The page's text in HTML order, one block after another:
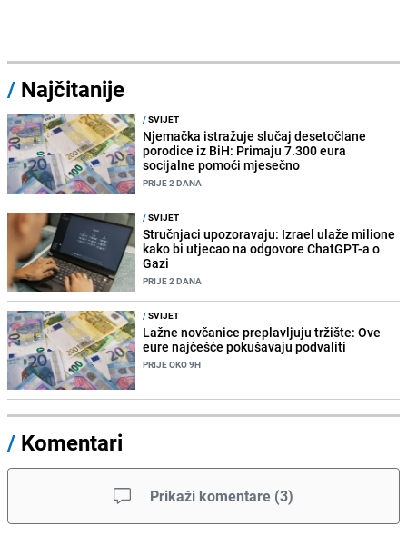
/ Najčitanije
/SVIJET
Njemačka istražuje slučaj desetočlane
porodice iz BiH: Primaju 7.300 eura
socijalne pomoći mjesečno
PRIJE 2 DANA
/SVIJET
Stručnjaci upozoravaju: Izrael ulaže milione
kako bi utjecao na odgovore ChatGPT-a o
Gazi
PRIJE 2 DANA
/SVIJET
Lažne novčanice preplavljuju tržište: Ove
eure najčešće pokušavaju podvaliti
PRIJE OKO 9H
/ Komentari
Prikaži komentare (3)